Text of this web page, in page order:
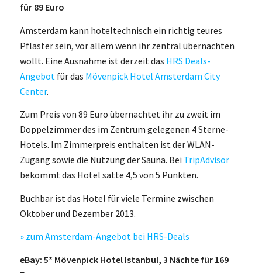
für 89 Euro
Amsterdam kann hoteltechnisch ein richtig teures
Pflaster sein, vor allem wenn ihr zentral übernachten
wollt. Eine Ausnahme ist derzeit das HRS Deals-
Angebot für das Mövenpick Hotel Amsterdam City
Center.
Zum Preis von 89 Euro übernachtet ihr zu zweit im
Doppelzimmer des im Zentrum gelegenen 4 Sterne-
Hotels. Im Zimmerpreis enthalten ist der WLAN-
Zugang sowie die Nutzung der Sauna. Bei TripAdvisor
bekommt das Hotel satte 4,5 von 5 Punkten.
Buchbar ist das Hotel für viele Termine zwischen
Oktober und Dezember 2013.
» zum Amsterdam-Angebot bei HRS-Deals
eBay: 5* Mövenpick Hotel Istanbul, 3 Nächte für 169